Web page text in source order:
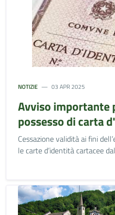
NOTIZIE 03 APR 2025
Avviso importante
possesso di carta
Cessazione validità ai fini
le carte d’identità cartacee